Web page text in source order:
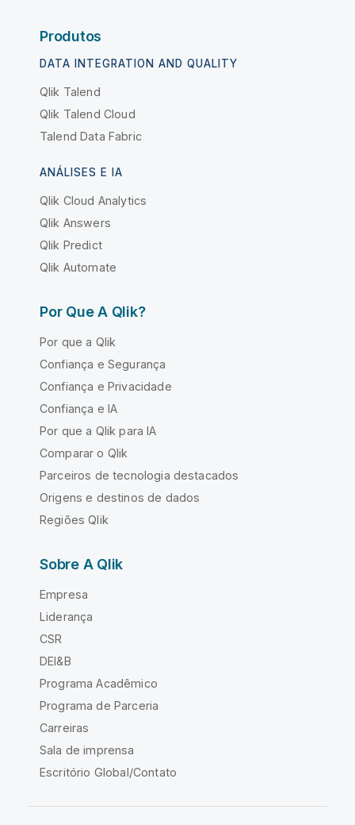
Produtos
DATA INTEGRATION AND QUALITY
Qlik Talend
Qlik Talend Cloud
Talend Data Fabric
ANÁLISES E IA
Qlik Cloud Analytics
Qlik Answers
Qlik Predict
Qlik Automate
Por Que A Qlik?
Por que a Qlik
Confiança e Segurança
Confiança e Privacidade
Confiança e IA
Por que a Qlik para IA
Comparar o Qlik
Parceiros de tecnologia destacados
Origens e destinos de dados
Regiões Qlik
Sobre A Qlik
Empresa
Liderança
CSR
DEI&B
Programa Acadêmico
Programa de Parceria
Carreiras
Sala de imprensa
Escritório Global/Contato